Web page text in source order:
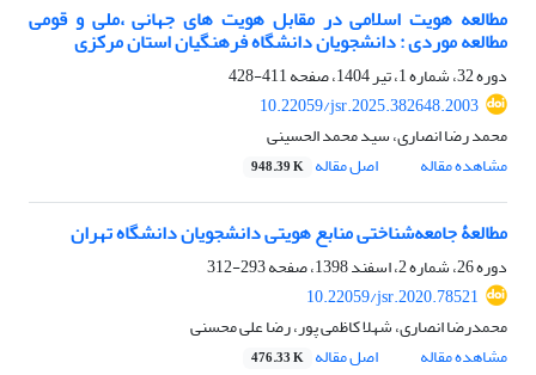
مطالعه هویت اسلامی در مقابل هویت های جهانی ،ملی و قومی
مطالعه موردی : دانشجویان دانشگاه فرهنگیان استان مرکزی
دوره 32، شماره 1، تیر 1404، صفحه
411-428
10.22059/jsr.2025.382648.2003
محمد رضا انصاری، سید محمد الحسینی
مشاهده مقاله
اصل مقاله 948.39 K
مطالعۀ جامعه‌شناختی منابع هویتی دانشجویان دانشگاه تهران
دوره 26، شماره 2، اسفند 1398، صفحه
293-312
10.22059/jsr.2020.78521
محمدرضا انصاری، شهلا کاظمی پور، رضا علی محسنی
مشاهده مقاله
اصل مقاله 476.33 K